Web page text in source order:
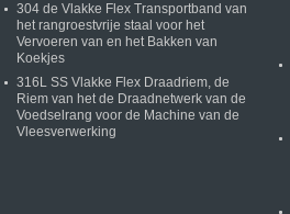
304 de Vlakke Flex Transportband van
het rangroestvrije staal voor het
Vervoeren van en het Bakken van
Koekjes
316L SS Vlakke Flex Draadriem, de
Riem van het de Draadnetwerk van de
Voedselrang voor de Machine van de
Vleesverwerking